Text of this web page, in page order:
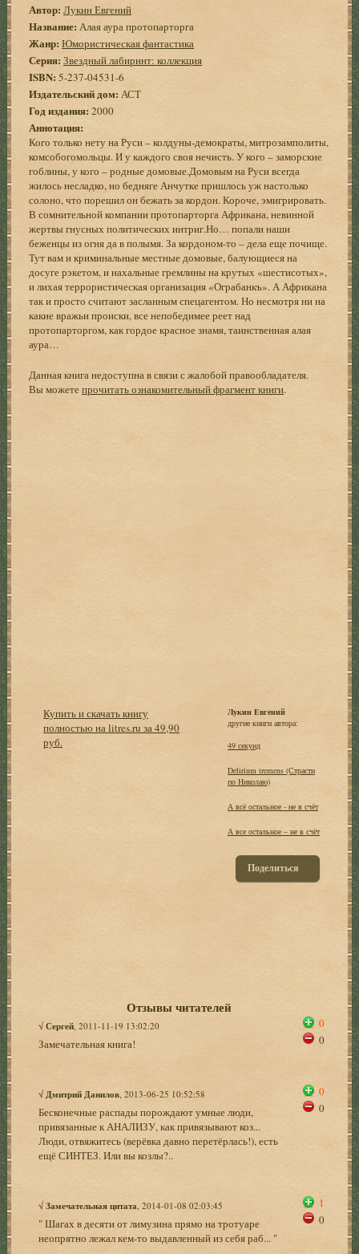
Автор: Лукин Евгений
Название: Алая аура протопарторга
Жанр: Юмористическая фантастика
Серия: Звездный лабиринт: коллекция
ISBN: 5-237-04531-6
Издательский дом: АСТ
Год издания: 2000
Аннотация:
Кого только нету на Руси – колдуны-демократы, митрозамполиты,
комсобогомольцы. И у каждого своя нечисть. У кого – заморские
гоблины, у кого – родные домовые.Домовым на Руси всегда
жилось несладко, но бедняге Анчутке пришлось уж настолько
солоно, что порешил он бежать за кордон. Короче, эмигрировать.
В сомнительной компании протопарторга Африкана, невинной
жертвы гнусных политических интриг.Но… попали наши
беженцы из огня да в полымя. За кордоном-то – дела еще почище.
Тут вам и криминальные местные домовые, балующиеся на
досуге рэкетом, и нахальные гремлины на крутых «шестисотых»,
и лихая террористическая организация «Ограбанкъ». А Африкана
так и просто считают засланным спецагентом. Но несмотря ни на
какие вражьи происки, все непобедимее реет над
протопарторгом, как гордое красное знамя, таинственная алая
аура…
Данная книга недоступна в связи с жалобой правообладателя.
Вы можетепрочитать ознакомительный фрагмент книги.
Купить и скачать книгу
полностью на litres.ru за 49,90
руб.
Лукин Евгений
другие книги автора:
49 секунд
Delirium tremens (Страсти
по Николаю)
А всё остальное - не в счёт
А все остальное – не в счёт
Поделиться
Отзывы читателей
√Сергей , 2011-11-19 13:02:20
Замечательная книга!
0
0
√ Дмитрий Данилов , 2013-06-25 10:52:58
Бесконечные распады порождают умные люди,
привязанные к АНАЛИЗУ, как привязывают коз...
Люди, отвяжитесь (верёвка давно перетёрлась!), есть
ещё СИНТЕЗ. Или вы козлы?..
0
0
√Замечательная цитата , 2014-01-08 02:03:45
" Шагах в десяти от лимузина прямо на тротуаре
неопрятно лежал кем-то выдавленный из себя раб... "
1
0